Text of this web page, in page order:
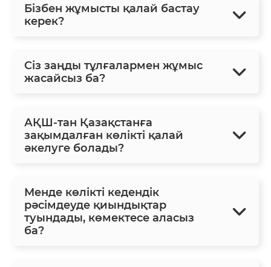
Бізбен жұмысты қалай бастау
керек?
Сіз заңды тұлғалармен жұмыс
жасайсыз ба?
АҚШ-тан Қазақстанға
зақымдалған көлікті қалай
әкелуге болады?
Менде көлікті кедендік
рәсімдеуде қиындықтар
туындады, көмектесе аласыз
ба?